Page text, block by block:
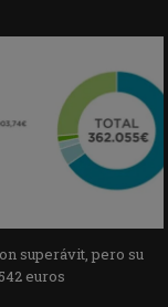
superávit, pero su
euros